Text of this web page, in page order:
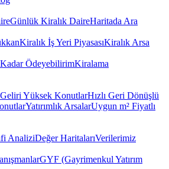
Günlük Kiralık DaireHaritada Ara
Kiralık İş Yeri PiyasasıKiralık Arsa
ÖdeyebilirimKiralama
Yüksek KonutlarHızlı Geri Dönüşlü
Yatırımlık ArsalarUygun m² Fiyatlı
AnaliziDeğer HaritalarıVerilerimiz
GYF (Gayrimenkul Yatırım